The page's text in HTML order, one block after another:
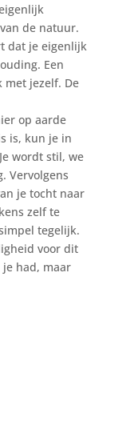
de natuur.
dat je eigenlijk
Een
met jezelf. De
op aarde
is, kun je in
wordt stil, we
Vervolgens
je tocht naar
zelf te
tegelijk.
voor dit
had, maar